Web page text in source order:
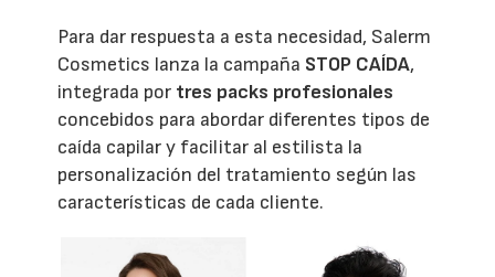
Para dar respuesta a esta necesidad, Salerm
Cosmetics lanza la campaña STOP CAÍDA,
integrada por tres packs profesionales
concebidos para abordar diferentes tipos de
caída capilar y facilitar al estilista la
personalización del tratamiento según las
características de cada cliente.